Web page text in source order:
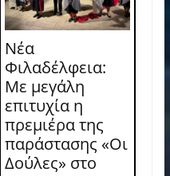
Νέα
Φιλαδέλφεια:
Με μεγάλη
επιτυχία η
πρεμιέρα της
παράστασης «Οι
Δούλες» στο